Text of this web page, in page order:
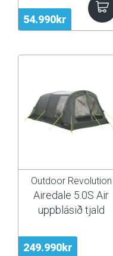
54.990kr
249.990kr
Outdoor Revolution
Airedale 5.0S Air
uppblásið tjald